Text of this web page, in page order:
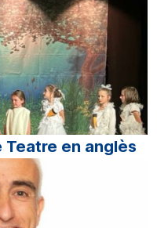
Teatre en anglès